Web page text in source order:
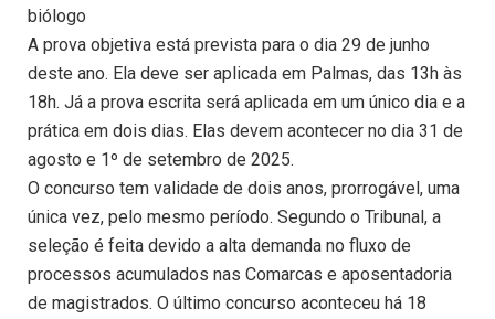
biólogo
A prova objetiva está prevista para o dia 29 de junho
deste ano. Ela deve ser aplicada em Palmas, das 13h às
18h. Já a prova escrita será aplicada em um único dia e a
prática em dois dias. Elas devem acontecer no dia 31 de
agosto e 1º de setembro de 2025.
O concurso tem validade de dois anos, prorrogável, uma
única vez, pelo mesmo período. Segundo o Tribunal, a
seleção é feita devido a alta demanda no fluxo de
processos acumulados nas Comarcas e aposentadoria
de magistrados. O último concurso aconteceu há 18